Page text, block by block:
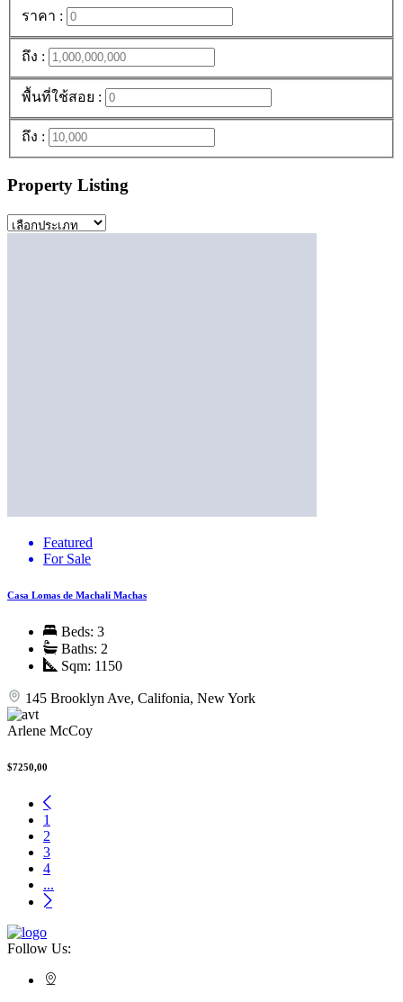
ราคา :
ถึง :
พื้นที่ใช้สอย :
ถึง :
Property Listing
Featured
For Sale
Casa Lomas de Machalí Machas
Beds: 3
Baths: 2
Sqm: 1150
145 Brooklyn Ave, Califonia, New York
Arlene McCoy
$7250,00
1
2
3
4
...
Follow Us: